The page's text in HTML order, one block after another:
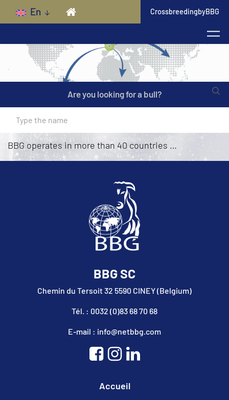
Skip to main content
En CrossbreedingbyBBG
Are you looking for a bull?
BBG INTERNATIONAL
BBG operates in more than 40 countries …
BBG SC
Chemin du Tersoit 32 5590 CINEY (Belgium)
Tél. : 0032 (0)83 68 70 68
E-mail : info@netbbg.com
Accueil